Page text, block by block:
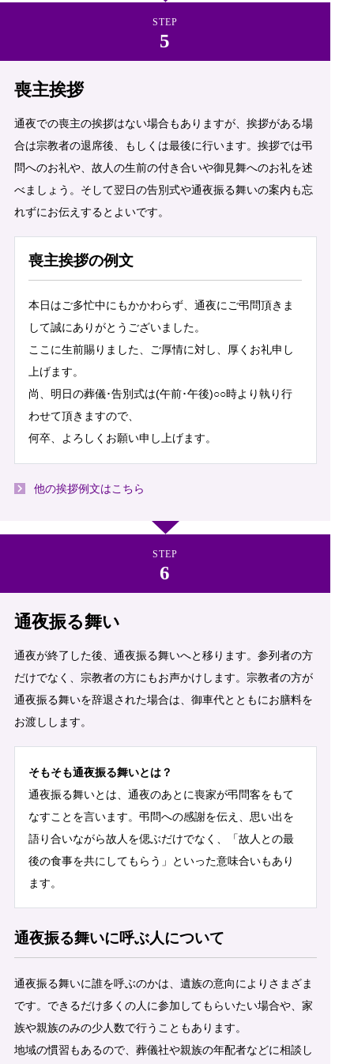
STEP
喪主挨拶
通夜での喪主の挨拶はない場合もありますが、挨拶がある場
合は宗教者の退席後、もしくは最後に行います。挨拶では弔
問へのお礼や、故人の生前の付き合いや御見舞へのお礼を述
べましょう。そして翌日の告別式や通夜振る舞いの案内も忘
れずにお伝えするとよいです。
喪主挨拶の例文
本日はご多忙中にもかかわらず、通夜にご弔問頂きま
して誠にありがとうございました。
ここに生前賜りました、ご厚情に対し、厚くお礼申し
上げます。
尚、明日の葬儀･告別式は(午前･午後)○○時より執り行
わせて頂きますので、
何卒、よろしくお願い申し上げます。
他の挨拶例文はこちら
STEP
通夜振る舞い
通夜が終了した後、通夜振る舞いへと移ります。参列者の方
だけでなく、宗教者の方にもお声かけします。宗教者の方が
通夜振る舞いを辞退された場合は、御車代とともにお膳料を
お渡しします。
そもそも通夜振る舞いとは？
通夜振る舞いとは、通夜のあとに喪家が弔問客をもて
なすことを言います。弔問への感謝を伝え、思い出を
語り合いながら故人を偲ぶだけでなく、「故人との最
後の食事を共にしてもらう」といった意味合いもあり
ます。
通夜振る舞いに呼ぶ人について
通夜振る舞いに誰を呼ぶのかは、遺族の意向によりさまざま
です。できるだけ多くの人に参加してもらいたい場合や、家
族や親族のみの少人数で行うこともあります。
地域の慣習もあるので、葬儀社や親族の年配者などに相談し